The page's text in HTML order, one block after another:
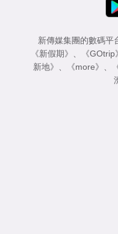
新傳媒集團的數碼平
《新假期》
《GOtrip》
新地》
《more》